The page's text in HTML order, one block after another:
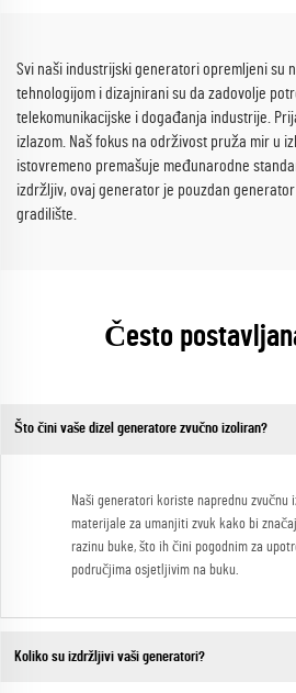
Svi naši industrijski generatori opremljeni su
tehnologijom i dizajnirani su da zadovolje
telekomunikacijske i događanja industrije.
izlazom. Naš fokus na održivost pruža mir u
istovremeno premašuje međunarodne
izdržljiv, ovaj generator je pouzdan
gradilište.
Često
Što čini vaše dizel generatore zvučno izoliran?
Naši generatori koriste naprednu zvučnu
materijale za umanjiti zvuk kako bi
razinu buke, što ih čini pogodnim za
područjima osjetljivim na buku.
Koliko su izdržljivi vaši generatori?